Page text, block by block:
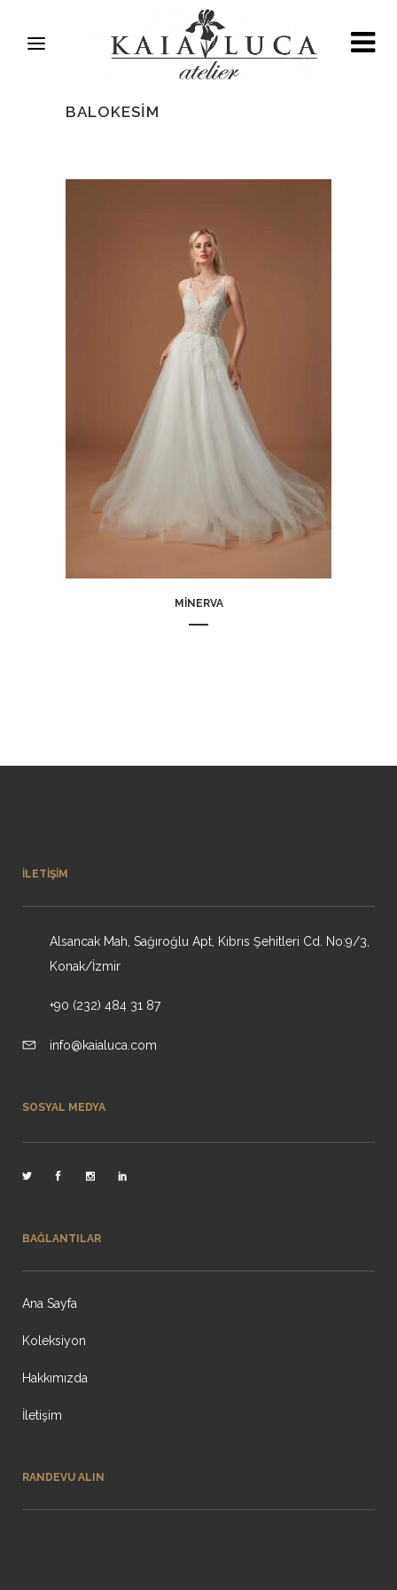
BALOKESIM
MINERVA
İLETIŞIM
Alsancak Mah, Sağıroğlu Apt, Kıbrıs Şehitleri Cd. No:9/3,
Konak/İzmir
+90 (232) 484 31 87
info@kaialuca.com
SOSYAL MEDYA
BAĞLANTILAR
Ana Sayfa
Koleksiyon
Hakkımızda
İletişim
RANDEVU ALIN